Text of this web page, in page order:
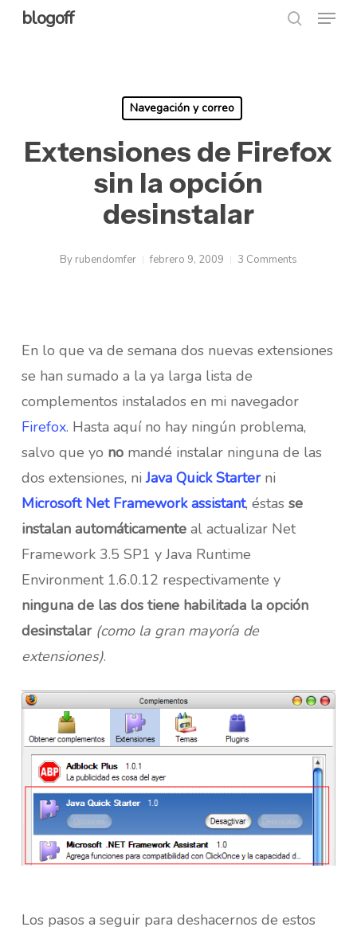
Skipblogoff Menu
Navegación y correo
Extensiones de Firefox
sin la opción
desinstalar
By rubendomfer febrero 9, 2009 3 Comments
En lo que va de semana dos nuevas extensiones
se han sumado a la ya larga lista de
complementos instalados en mi navegador
Firefox. Hasta aquí no hay ningún problema,
salvo que yo nomandé instalar ninguna de las
dos extensiones, niJava Quick Starterni
Microsoft Net Framework assistant, éstas se
instalan automáticamenteal actualizar Net
Framework 3.5 SP1 y Java Runtime
Environment 1.6.0.12 respectivamente y
ninguna de las dos tiene habilitada la opción
desinstalar (como la gran mayoría de
extensiones).
Los pasos a seguir para deshacernos de estos